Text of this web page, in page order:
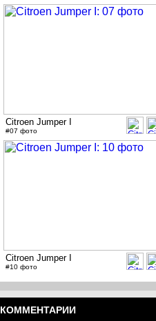
Citroen Jumper I
#07 фото
Citroen Jumper I
#10 фото
КОММЕНТАРИИ